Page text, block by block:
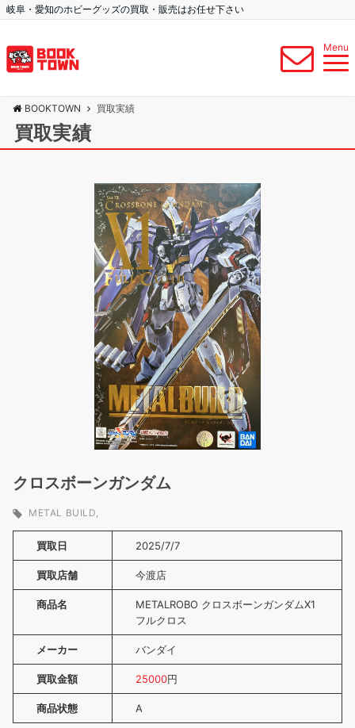
岐阜・愛知のホビーグッズの買取・販売はお任せ下さい
Menu
BOOKTOWN 買取実績
買取実績
クロスボーンガンダム
METAL BUILD
買取日 2025/7/7
買取店舗 今渡店
商品名
METALROBO クロスボーンガンダムX1
フルクロス
メーカー バンダイ
買取金額 25000円
商品状態 A